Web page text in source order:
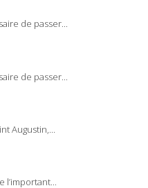
de passer...
de passer...
Augustin,...
l’important...